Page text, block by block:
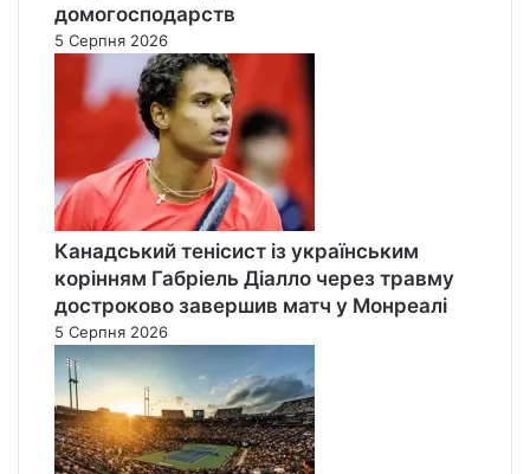
домогосподарств
5 Серпня 2026
Канадський тенісист із українським
корінням Габріель Діалло через травму
достроково завершив матч у Монреалі
5 Серпня 2026